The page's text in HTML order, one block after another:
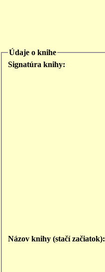
Údaje o knihe
Signatúra knihy:
Názov knihy (stačí začiatok):